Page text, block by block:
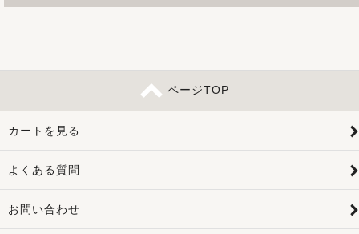
ページTOP
カートを見る
よくある質問
お問い合わせ